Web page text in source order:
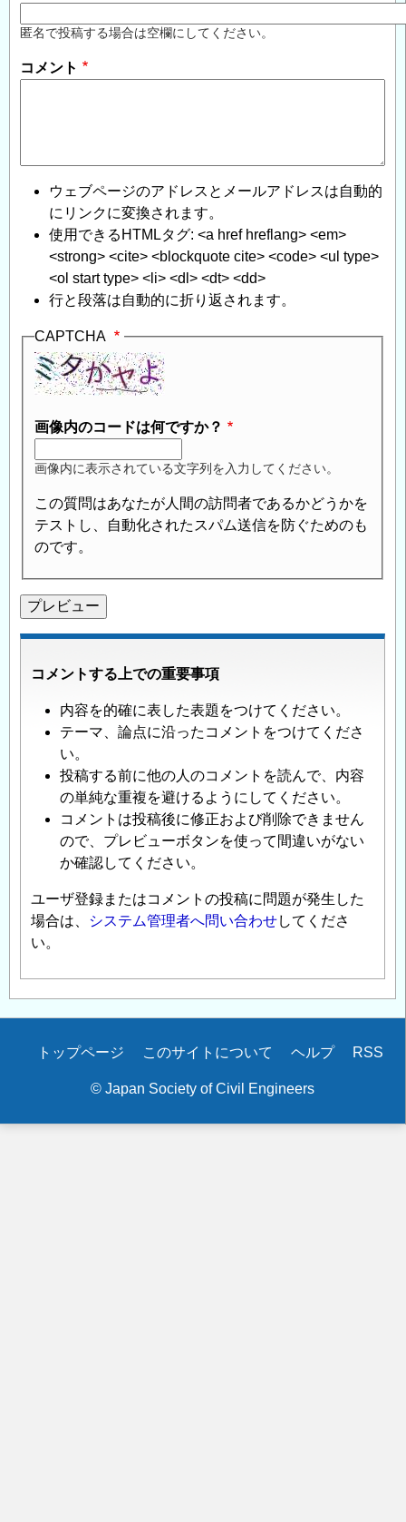
匿名で投稿する場合は空欄にしてください。
コメント
ウェブページのアドレスとメールアドレスは自動的
にリンクに変換されます。
使用できるHTMLタグ: <a href hreflang> <em>
<strong> <cite> <blockquote cite> <code> <ul type>
<ol start type> <li> <dl> <dt> <dd>
行と段落は自動的に折り返されます。
CAPTCHA
画像内のコードは何ですか？
画像内に表示されている文字列を入力してください。
この質問はあなたが人間の訪問者であるかどうかを
テストし、自動化されたスパム送信を防ぐためのも
のです。
コメントする上での重要事項
内容を的確に表した表題をつけてください。
テーマ、論点に沿ったコメントをつけてくださ
い。
投稿する前に他の人のコメントを読んで、内容
の単純な重複を避けるようにしてください。
コメントは投稿後に修正および削除できません
ので、プレビューボタンを使って間違いがない
か確認してください。
ユーザ登録またはコメントの投稿に問題が発生した
場合は、
システム管理者へ問い合わせしてくださ
い。
Secondary
トップページ このサイトについて ヘルプ RSS
© Japan Society of Civil Engineers